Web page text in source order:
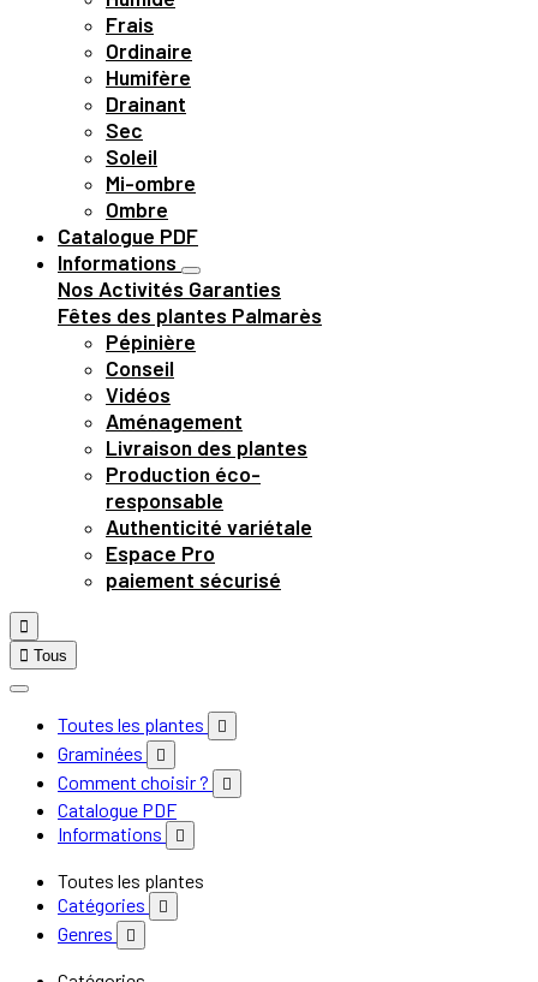
Frais
Ordinaire
Humifère
Drainant
Sec
Soleil
Mi-ombre
Ombre
Catalogue PDF
Informations
Nos Activités Garanties
Fêtes des plantes Palmarès
Pépinière
Conseil
Vidéos
Aménagement
Livraison des plantes
Production éco-
responsable
Authenticité variétale
Espace Pro
paiement sécurisé

 Tous
Toutes les plantes 
Graminées 
Comment choisir ? 
Catalogue PDF
Informations

Toutes les plantes
Catégories

Genres 